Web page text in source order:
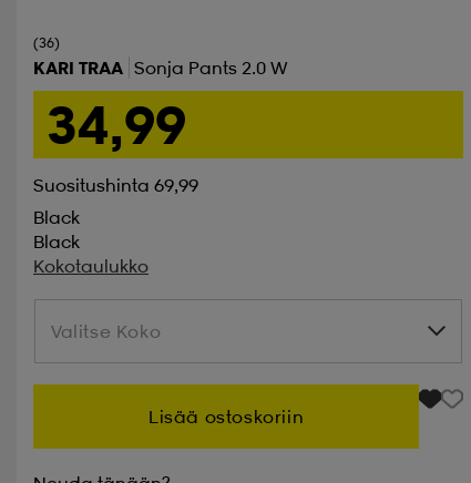
(36)
KARI TRAA Sonja Pants 2.0 W
34,99
Suositushinta 69,99
Black
Black
Kokotaulukko
Valitse Koko
Valitse Koko
Lisää ostoskoriin